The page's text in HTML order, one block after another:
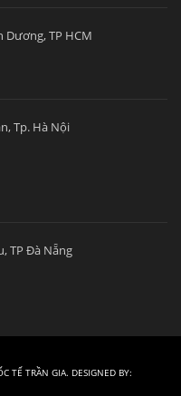
Dương, TP HCM
Tp. Hà Nội
TP Đà Nẵng
TẾ TRẦN GIA. DESIGNED BY: